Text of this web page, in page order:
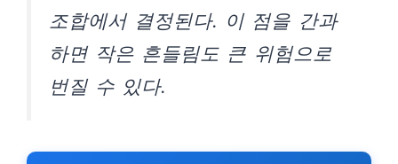
조합에서 결정된다. 이 점을 간과
하면 작은 흔들림도 큰 위험으로
번질 수 있다.